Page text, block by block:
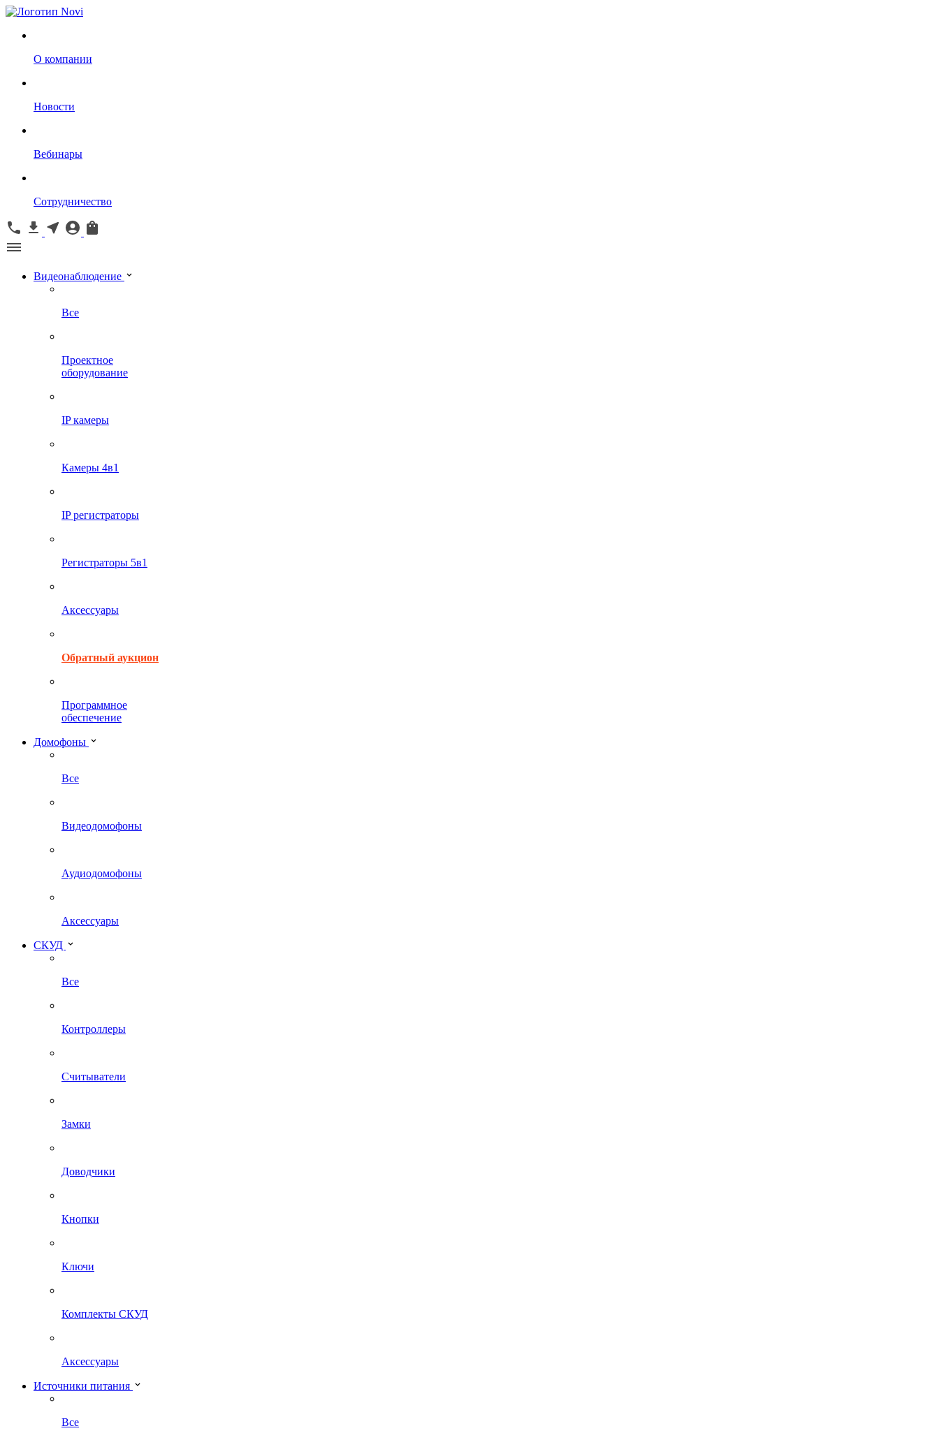
О компании
Новости
Вебинары
Сотрудничество
Видеонаблюдение
Все
Проектное
оборудование
IP камеры
Камеры 4в1
IP регистраторы
Регистраторы 5в1
Аксессуары
Обратный аукцион
Программное
обеспечение
Домофоны
Все
Видеодомофоны
Аудиодомофоны
Аксессуары
СКУД
Все
Контроллеры
Считыватели
Замки
Доводчики
Кнопки
Ключи
Комплекты СКУД
Аксессуары
Источники питания
Все